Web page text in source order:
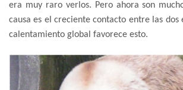
era muy raro verlos. Pero ahora son
causa es el creciente contacto entre las dos
calentamiento global favorece esto.